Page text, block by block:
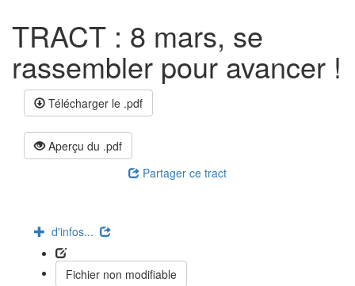
TRACT : 8 mars, se
rassembler pour avancer !
Télécharger le .pdf
Aperçu du .pdf
Partager ce tract
d'infos...
Fichier non modifiable